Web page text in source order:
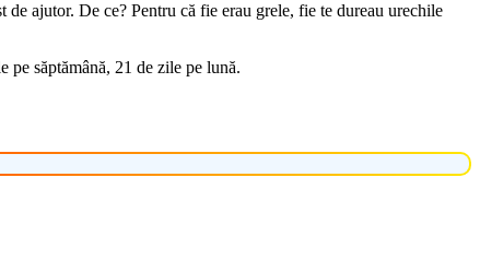
de ajutor. De ce? Pentru că fie erau grele, fie te dureau urechile
pe săptămână, 21 de zile pe lună.